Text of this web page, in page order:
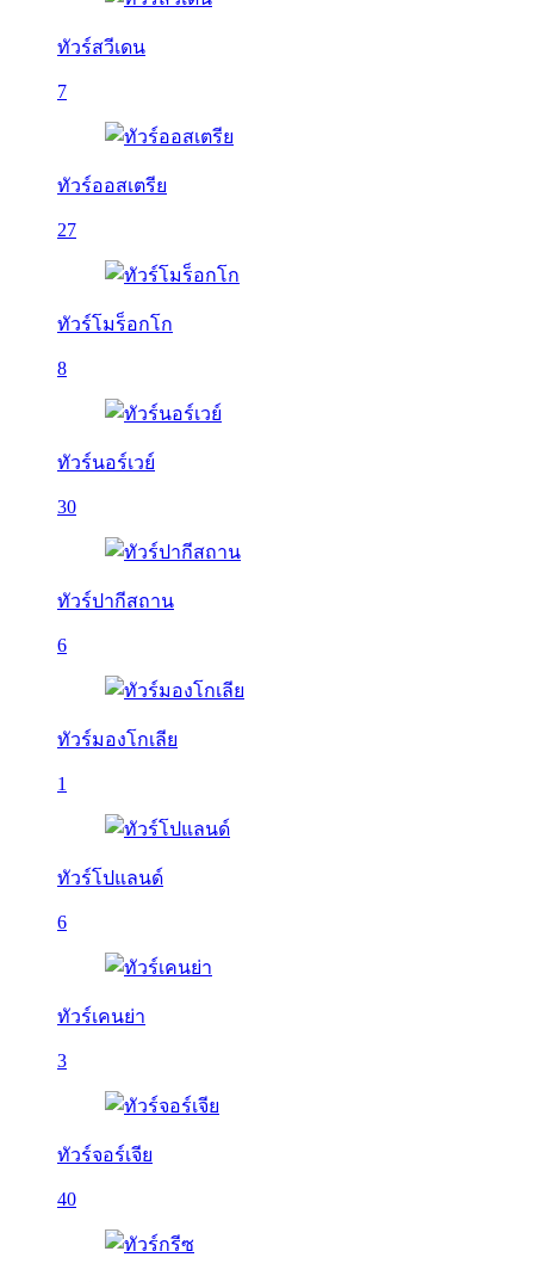
ทัวร์สวีเดน
7
ทัวร์ออสเตรีย
27
ทัวร์โมร็อกโก
8
ทัวร์นอร์เวย์
30
ทัวร์ปากีสถาน
6
ทัวร์มองโกเลีย
1
ทัวร์โปแลนด์
6
ทัวร์เคนย่า
3
ทัวร์จอร์เจีย
40